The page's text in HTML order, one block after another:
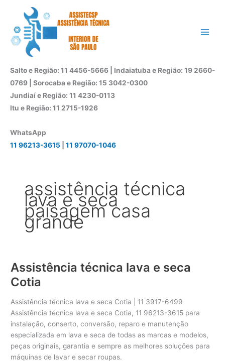
conteúdo
Salto e Região: 11 4456-5666 | Indaiatuba e Região: 19 2660-
0769 | Sorocaba e Região: 15 3042-0300
Jundiaí e Região: 11 4230-0113
Itu e Região: 11 2715-1926
WhatsApp
11 96213-3615
11 97070-1046
assistência técnica
lava e seca
paisagem casa
grande
Assistência técnica lava e seca
Cotia
Assistência técnica lava e seca Cotia | 11 3917-6499
Assistência técnica lava e seca Cotia, 11 96213-3615 para
instalação, conserto, conversão, reparo e manutenção
especializada em lava e seca de todas as marcas e modelos,
peças originais, garantia e sempre as melhores soluções para
máquinas de lavar e secar roupas.